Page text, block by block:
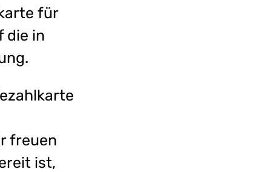
für
die in
freuen
ist,